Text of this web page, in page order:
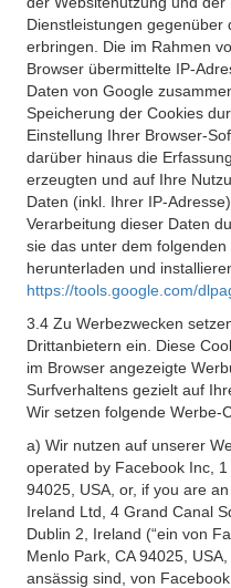
Dienstleistungen gegenüber
erbringen. Die im Rahmen
Browser übermittelte IP-
Daten von Google
Speicherung der Cookies
Einstellung Ihrer Browser-
darüber hinaus die
erzeugten und auf Ihre
Daten (inkl. Ihrer IP-
Verarbeitung dieser Daten
sie das unter dem
herunterladen und
https://tools.google.com/
3.4 Zu Werbezwecken
Drittanbietern ein. Diese
im Browser angezeigte
Surfverhaltens gezielt auf
Wir setzen folgende Werbe-
a) Wir nutzen auf unserer
operated by Facebook Inc,
94025, USA, or, if you are
Ireland Ltd, 4 Grand Canal
Dublin 2, Ireland (“ein von
Menlo Park, CA 94025,
ansässig sind, von